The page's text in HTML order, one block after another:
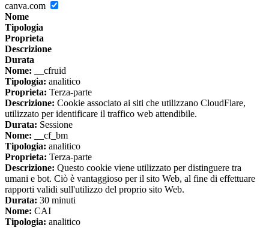
canva.com
Nome
Tipologia
Proprieta
Descrizione
Durata
Nome: __cfruid
Tipologia: analitico
Proprieta: Terza-parte
Descrizione: Cookie associato ai siti che utilizzano CloudFlare,
utilizzato per identificare il traffico web attendibile.
Durata: Sessione
Nome: __cf_bm
Tipologia: analitico
Proprieta: Terza-parte
Descrizione: Questo cookie viene utilizzato per distinguere tra
umani e bot. Ciò è vantaggioso per il sito Web, al fine di effettuare
rapporti validi sull'utilizzo del proprio sito Web.
Durata: 30 minuti
Nome: CAI
Tipologia: analitico